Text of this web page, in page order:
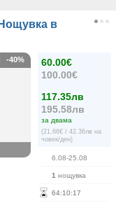
в
60.00€
100.00€
117.35лв
195.58лв
за двама
(21.66€ / 42.36лв на
човек/ден)
6.08-25.08
1 нощувка
64:10:17
-40%